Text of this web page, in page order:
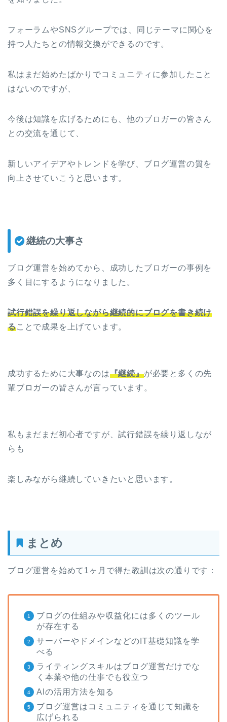
フォーラムやSNSグループでは、同じテーマに関心を
持つ人たちとの情報交換ができるのです。
私はまだ始めたばかりでコミュニティに参加したこと
はないのですが、
今後は知識を広げるためにも、他のブロガーの皆さん
との交流を通じて、
新しいアイデアやトレンドを学び、ブログ運営の質を
向上させていこうと思います。
継続の大事さ
ブログ運営を始めてから、成功したブロガーの事例を
多く目にするようになりました。
試行錯誤を繰り返しながら継続的にブログを書き続け
ることで成果を上げています。
成功するために大事なのは『継続』が必要と多くの先
輩ブロガーの皆さんが言っています。
私もまだまだ初心者ですが、試行錯誤を繰り返しなが
らも
楽しみながら継続していきたいと思います。
まとめ
ブログ運営を始めて1ヶ月で得た教訓は次の通りです：
ブログの仕組みや収益化には多くのツール
が存在する
サーバーやドメインなどのIT基礎知識を学
べる
ライティングスキルはブログ運営だけでな
く本業や他の仕事でも役立つ
AIの活用方法を知る
ブログ運営はコミュニティを通じて知識を
広げられる